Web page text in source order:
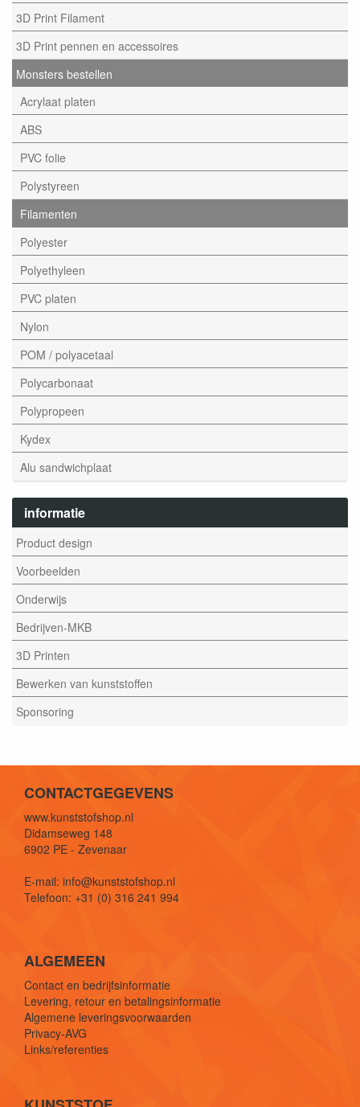
3D Print Filament
3D Print pennen en accessoires
Monsters bestellen
Acrylaat platen
ABS
PVC folie
Polystyreen
Filamenten
Polyester
Polyethyleen
PVC platen
Nylon
POM / polyacetaal
Polycarbonaat
Polypropeen
Kydex
Alu sandwichplaat
informatie
Product design
Voorbeelden
Onderwijs
Bedrijven-MKB
3D Printen
Bewerken van kunststoffen
Sponsoring
CONTACTGEGEVENS
www.kunststofshop.nl
Didamseweg 148
6902 PE - Zevenaar
E-mail: info@kunststofshop.nl
Telefoon: +31 (0) 316 241 994
ALGEMEEN
Contact en bedrijfsinformatie
Levering, retour en betalingsinformatie
Algemene leveringsvoorwaarden
Privacy-AVG
Links/referenties